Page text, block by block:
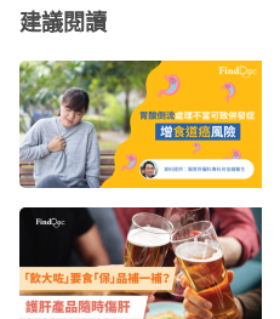
建議閱讀